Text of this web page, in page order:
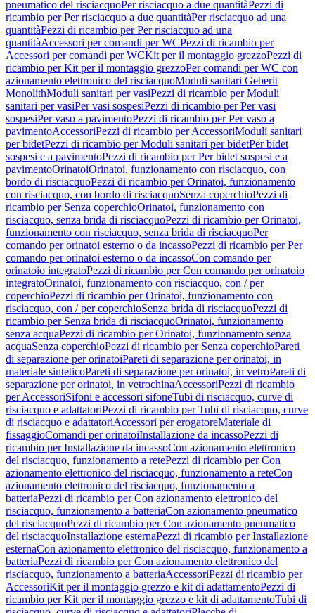
pneumatico del risciacquoPer risciacquo a due quantitàPezzi di
ricambio per Per risciacquo a due quantitàPer risciacquo ad una
quantitàPezzi di ricambio per Per risciacquo ad una
quantitàAccessori per comandi per WCPezzi di ricambio per
Accessori per comandi per WCKit per il montaggio grezzoPezzi di
ricambio per Kit per il montaggio grezzoPer comandi per WC con
azionamento elettronico del risciacquoModuli sanitari Geberit
MonolithModuli sanitari per vasiPezzi di ricambio per Moduli
sanitari per vasiPer vasi sospesiPezzi di ricambio per Per vasi
sospesiPer vaso a pavimentoPezzi di ricambio per Per vaso a
pavimentoAccessoriPezzi di ricambio per AccessoriModuli sanitari
per bidetPezzi di ricambio per Moduli sanitari per bidetPer bidet
sospesi e a pavimentoPezzi di ricambio per Per bidet sospesi e a
pavimentoOrinatoiOrinatoi, funzionamento con risciacquo, con
bordo di risciacquoPezzi di ricambio per Orinatoi, funzionamento
con risciacquo, con bordo di risciacquoSenza coperchioPezzi di
ricambio per Senza coperchioOrinatoi, funzionamento con
risciacquo, senza brida di risciacquoPezzi di ricambio per Orinatoi,
funzionamento con risciacquo, senza brida di risciacquoPer
comando per orinatoi esterno o da incassoPezzi di ricambio per Per
comando per orinatoi esterno o da incassoCon comando per
orinatoio integratoPezzi di ricambio per Con comando per orinatoio
integratoOrinatoi, funzionamento con risciacquo, con / per
coperchioPezzi di ricambio per Orinatoi, funzionamento con
risciacquo, con / per coperchioSenza brida di risciacquoPezzi di
ricambio per Senza brida di risciacquoOrinatoi, funzionamento
senza acquaPezzi di ricambio per Orinatoi, funzionamento senza
acquaSenza coperchioPezzi di ricambio per Senza coperchioPareti
di separazione per orinatoiPareti di separazione per orinatoi, in
materiale sinteticoPareti di separazione per orinatoi, in vetroPareti di
separazione per orinatoi, in vetrochinaAccessoriPezzi di ricambio
per AccessoriSifoni e accessori sifoneTubi di risciacquo, curve di
risciacquo e adattatoriPezzi di ricambio per Tubi di risciacquo, curve
di risciacquo e adattatoriAccessori per erogatoreMateriale di
fissaggioComandi per orinatoiInstallazione da incassoPezzi di
ricambio per Installazione da incassoCon azionamento elettronico
del risciacquo, funzionamento a retePezzi di ricambio per Con
azionamento elettronico del risciacquo, funzionamento a reteCon
azionamento elettronico del risciacquo, funzionamento a
batteriaPezzi di ricambio per Con azionamento elettronico del
risciacquo, funzionamento a batteriaCon azionamento pneumatico
del risciacquoPezzi di ricambio per Con azionamento pneumatico
del risciacquoInstallazione esternaPezzi di ricambio per Installazione
esternaCon azionamento elettronico del risciacquo, funzionamento a
batteriaPezzi di ricambio per Con azionamento elettronico del
risciacquo, funzionamento a batteriaAccessoriPezzi di ricambio per
AccessoriKit per il montaggio grezzo e kit di adattamentoPezzi di
ricambio per Kit per il montaggio grezzo e kit di adattamentoTubi di